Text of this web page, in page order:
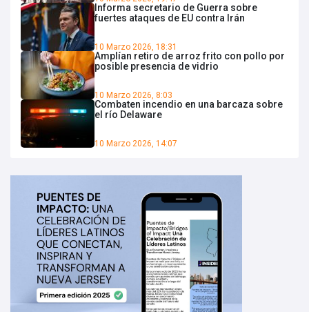
Informa secretario de Guerra sobre
fuertes ataques de EU contra Irán
10 Marzo 2026, 18:31
Amplían retiro de arroz frito con pollo por
posible presencia de vidrio
10 Marzo 2026, 8:03
Combaten incendio en una barcaza sobre
el río Delaware
10 Marzo 2026, 14:07